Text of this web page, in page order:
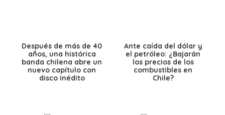
Después de más de 40
años, una histórica
banda chilena abre un
nuevo capítulo con
disco inédito
Ante caída del dólar y
el petróleo: ¿Bajarán
los precios de los
combustibles en
Chile?